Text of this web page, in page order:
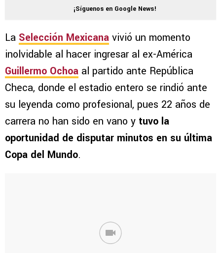
¡Síguenos en Google News!
La Selección Mexicana vivió un momento
inolvidable al hacer ingresar al ex-América
Guillermo Ochoa al partido ante República
Checa, donde el estadio entero se rindió ante
su leyenda como profesional, pues 22 años de
carrera no han sido en vano y tuvo la
oportunidad de disputar minutos en su última
Copa del Mundo.